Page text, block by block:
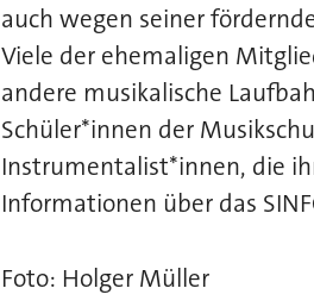
auch wegen seiner
Viele der ehemaligen
andere musikalische
Schüler*innen der
Instrumentalist*innen, die
Informationen über das
Foto: Holger Müller